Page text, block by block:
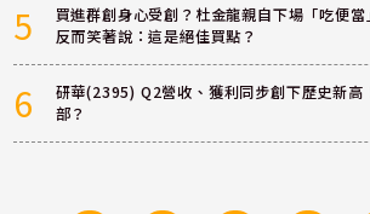
5
買進群創身心受創？杜金龍親自下場「吃便
反而笑著說：這是絕佳買點？
6
研華(2395) Q2營收、獲利同步創下歷史新高
部？